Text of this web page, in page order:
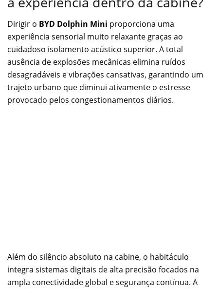
Dirigir o BYD Dolphin Mini proporciona uma
experiência sensorial muito relaxante graças ao
cuidadoso isolamento acústico superior. A total
ausência de explosões mecânicas elimina ruídos
desagradáveis e vibrações cansativas, garantindo um
trajeto urbano que diminui ativamente o estresse
provocado pelos congestionamentos diários.
Além do silêncio absoluto na cabine, o habitáculo
integra sistemas digitais de alta precisão focados na
ampla conectividade global e segurança contínua. A